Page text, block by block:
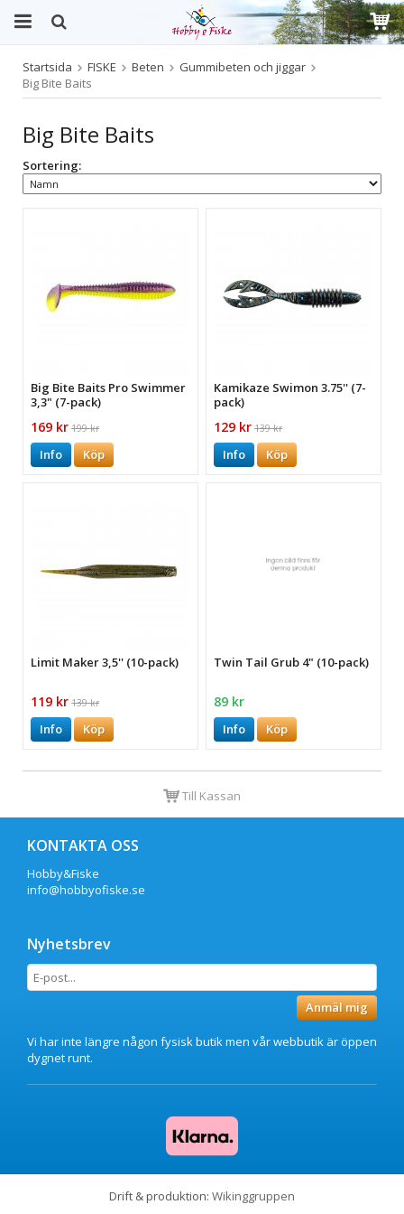
Startsida FISKE Beten
Gummibeten och jiggar
Big Bite Baits
Big Bite Baits
Sortering:
Big Bite Baits Pro Swimmer
3,3" (7-pack)
169 kr 199 kr
Info Köp
Kamikaze Swimon 3.75'' (7-
pack)
129 kr 139 kr
Info Köp
Limit Maker 3,5'' (10-pack)
119 kr 139 kr
Info Köp
Twin Tail Grub 4" (10-pack)
89 kr
Info Köp
Till Kassan
KONTAKTA OSS
Hobby&Fiske
info@hobbyofiske.se
Nyhetsbrev
Anmäl mig
Vi har inte längre någon fysisk butik men vår webbutik är öppen
dygnet runt.
Drift & produktion: Wikinggruppen